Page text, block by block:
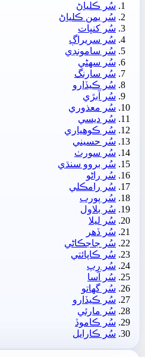
سُر ڪلياڻ
سُر يمن ڪلياڻ
سُر کنڀات
سُر سريراڳ
سُر سامونڊي
سُر سھڻي
سُر سارنگ
سُر ڪيڏارو
سُر آبڙي
سُر معذوري
سُر ديسي
سُر ڪوھياري
سُر حسيني
سُر سورٺ
سُر بروو سنڌي
سُر راڻو
سُر رامڪلي
سُر پورب
سُر بلاول
سُر ليلا
سُر ڏھر
سُر جاجڪاڻي
سُر ڪاپائتي
سُر رِپ
سُر آسا
سُر گهاتو
سُر ڪيڏارو
سُر مارئي
سُر ڪاموڏ
سُر ڪارايل